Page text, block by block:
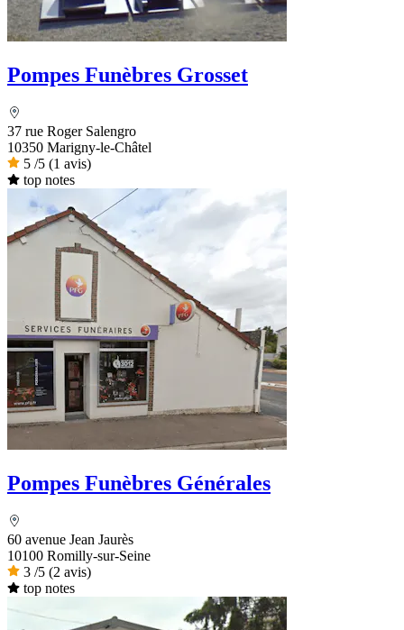
Pompes Funèbres Grosset
37 rue Roger Salengro
10350 Marigny-le-Châtel
5 /5 (1 avis)
top notes
Pompes Funèbres Générales
60 avenue Jean Jaurès
10100 Romilly-sur-Seine
3 /5 (2 avis)
top notes